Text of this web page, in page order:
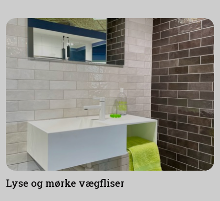
Lyse og mørke vægfliser